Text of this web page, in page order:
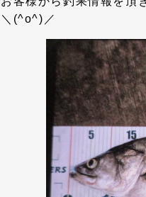
＼(^o^)／